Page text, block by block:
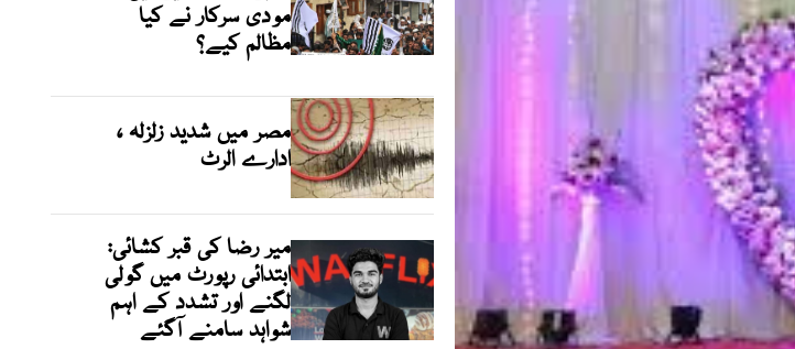
مودی سرکار نے کیا
مظالم کیے؟
مصر میں شدید زلزلہ ،
ادارے الرٹ
میر رضا کی قبر کشائی:
ابتدائی رپورٹ میں گولی
لگنے اور تشدد کے اہم
شواہد سامنے آگئے